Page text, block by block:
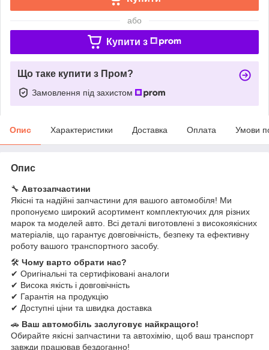
або
Купити з
Що таке купити з Пром?
Замовлення під захистом
Опис Характеристики Доставка Оплата Умови
Опис
🔧 Автозапчастини
Якісні та надійні запчастини для вашого автомобіля! Ми
пропонуємо широкий асортимент комплектуючих для різних
марок та моделей авто. Всі деталі виготовлені з високоякісних
матеріалів, що гарантує довговічність, безпеку та ефективну
роботу вашого транспортного засобу.
🛠 Чому варто обрати нас?
✔ Оригінальні та сертифіковані аналоги
✔ Висока якість і довговічність
✔ Гарантія на продукцію
✔ Доступні ціни та швидка доставка
🚗 Ваш автомобіль заслуговує найкращого!
Обирайте якісні запчастини та автохімію, щоб ваш транспорт
завжди працював бездоганно!